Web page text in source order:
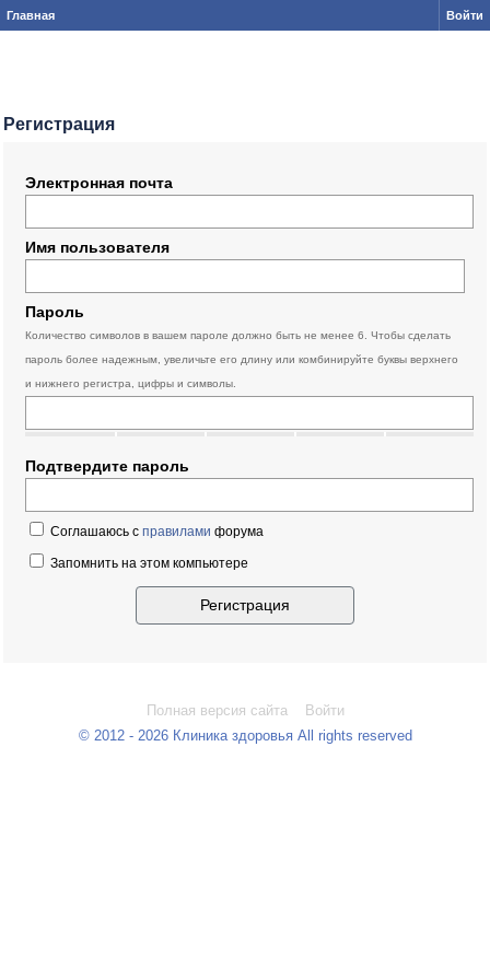
Главная Войти
Регистрация
Электронная почта
Имя пользователя
Пароль
Количество символов в вашем пароле должно быть не менее 6. Чтобы сделать
пароль более надежным, увеличьте его длину или комбинируйте буквы верхнего
и нижнего регистра, цифры и символы.
Подтвердите пароль
Соглашаюсь с правилами форума
Запомнить на этом компьютере
Полная версия сайта
Войти
© 2012 - 2026 Клиника здоровья All rights reserved